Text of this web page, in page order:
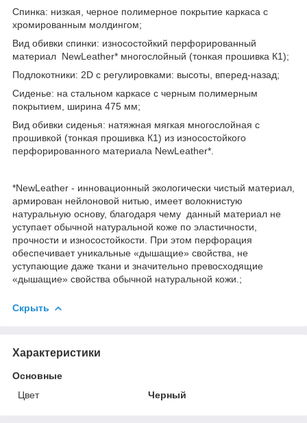
Спинка: низкая, черное полимерное покрытие каркаса с
хромированным молдингом;
Вид обивки спинки: износостойкий перфорированный
материал NewLeather* многослойный (тонкая прошивка К1);
Подлокотники: 2D с регулировками: высоты, вперед-назад;
Сиденье: на стальном каркасе с черным полимерным
покрытием, ширина 475 мм;
Вид обивки сиденья: натяжная мягкая многослойная с
прошивкой (тонкая прошивка К1) из износостойкого
перфорированного материала NewLeather*.
*NewLeather - инновационный экологически чистый материал,
армирован нейлоновой нитью, имеет волокнистую
натуральную основу, благодаря чему данный материал не
уступает обычной натуральной коже по эластичности,
прочности и износостойкости. При этом перфорация
обеспечивает уникальные «дышащие» свойства, не
уступающие даже ткани и значительно превосходящие
«дышащие» свойства обычной натуральной кожи.;
Скрыть
Характеристики
Основные
Цвет
Черный